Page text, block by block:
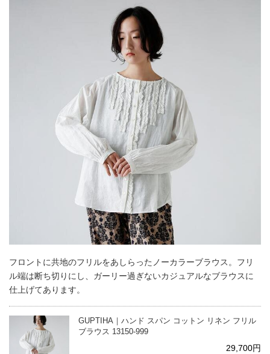
フロントに共地のフリルをあしらったノーカラーブラウス。フリ
ル端は断ち切りにし、ガーリー過ぎないカジュアルなブラウスに
仕上げてあります。
GUPTIHA｜ハンド スパン コットン リネン フリル
ブラウス 13150-999
29,700円